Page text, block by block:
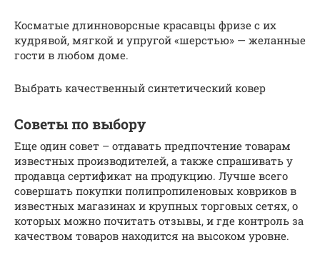
Косматые длинноворсные красавцы фризе с их
кудрявой, мягкой и упругой «шерстью» — желанные
гости в любом доме.
Выбрать качественный синтетический ковер
Советы по выбору
Еще один совет – отдавать предпочтение товарам
известных производителей, а также спрашивать у
продавца сертификат на продукцию. Лучше всего
совершать покупки полипропиленовых ковриков в
известных магазинах и крупных торговых сетях, о
которых можно почитать отзывы, и где контроль за
качеством товаров находится на высоком уровне.